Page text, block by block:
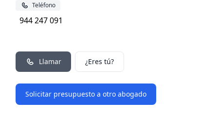
Teléfono
944 247 091
Llamar ¿Eres tú?
Solicitar presupuesto a otro abogado